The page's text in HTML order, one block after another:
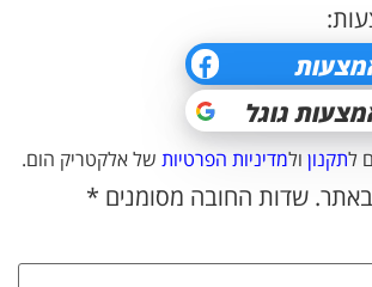
לתקנון ולמדיניות הפרטיות של אלקטריק הום.
באתר. שדות החובה מסומנים *